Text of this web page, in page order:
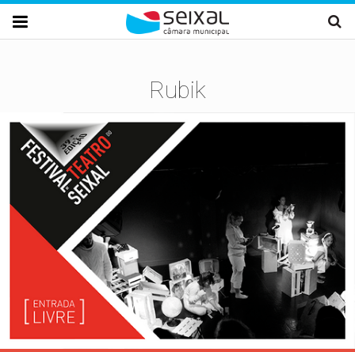
Passar para o conteúdo principal

Rubik